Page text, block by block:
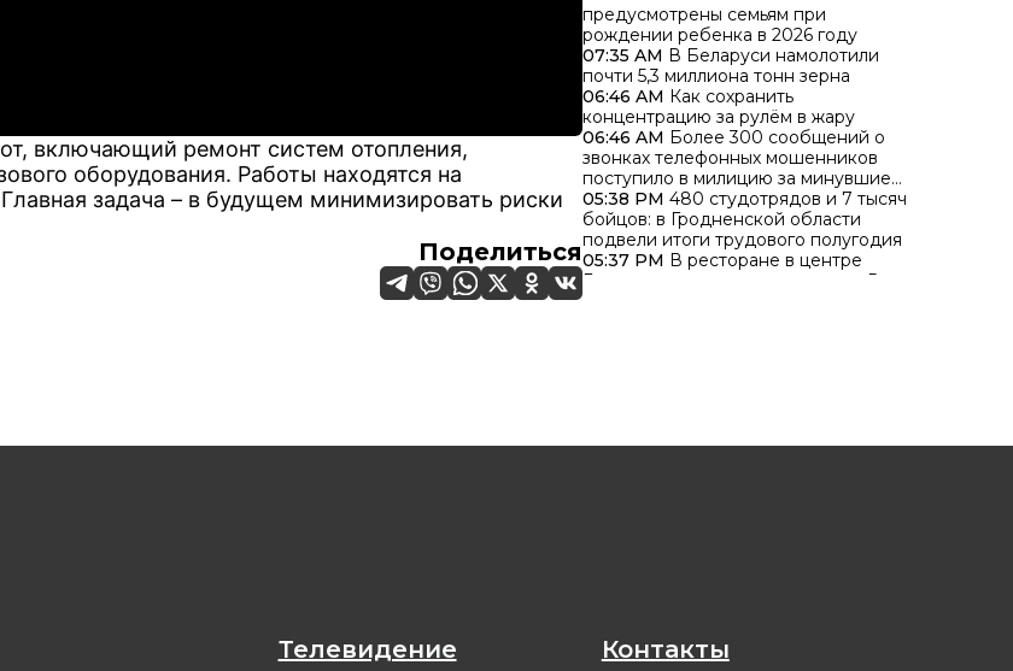
включающий ремонт систем отопления,
оборудования. Работы находятся на
задача – в будущем минимизировать риски
Поделиться
предусмотрены семьям при
рождении ребенка в 2026 году
07:35 AM В Беларуси намолотили
почти 5,3 миллиона тонн зерна
06:46 AM Как сохранить
концентрацию за рулём в жару
06:46 AM Более 300 сообщений о
звонках телефонных мошенников
поступило в милицию за минувшие
сутки
05:38 PM 480 студотрядов и 7 тысяч
бойцов: в Гродненской области
подвели итоги трудового полугодия
05:37 PM В ресторане в центре
Гродно задымилась вентиляция. В
Телевидение Контакты